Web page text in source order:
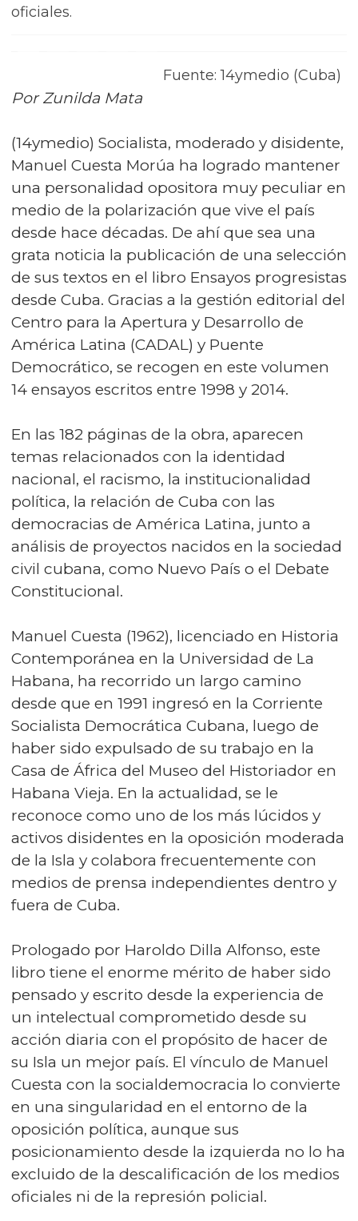
oficiales.
Fuente: 14ymedio (Cuba)
Por Zunilda Mata
(14ymedio) Socialista, moderado y disidente,
Manuel Cuesta Morúa ha logrado mantener
una personalidad opositora muy peculiar en
medio de la polarización que vive el país
desde hace décadas. De ahí que sea una
grata noticia la publicación de una selección
de sus textos en el libro Ensayos progresistas
desde Cuba. Gracias a la gestión editorial del
Centro para la Apertura y Desarrollo de
América Latina (CADAL) y Puente
Democrático, se recogen en este volumen
14 ensayos escritos entre 1998 y 2014.
En las 182 páginas de la obra, aparecen
temas relacionados con la identidad
nacional, el racismo, la institucionalidad
política, la relación de Cuba con las
democracias de América Latina, junto a
análisis de proyectos nacidos en la sociedad
civil cubana, como Nuevo País o el Debate
Constitucional.
Manuel Cuesta (1962), licenciado en Historia
Contemporánea en la Universidad de La
Habana, ha recorrido un largo camino
desde que en 1991 ingresó en la Corriente
Socialista Democrática Cubana, luego de
haber sido expulsado de su trabajo en la
Casa de África del Museo del Historiador en
Habana Vieja. En la actualidad, se le
reconoce como uno de los más lúcidos y
activos disidentes en la oposición moderada
de la Isla y colabora frecuentemente con
medios de prensa independientes dentro y
fuera de Cuba.
Prologado por Haroldo Dilla Alfonso, este
libro tiene el enorme mérito de haber sido
pensado y escrito desde la experiencia de
un intelectual comprometido desde su
acción diaria con el propósito de hacer de
su Isla un mejor país. El vínculo de Manuel
Cuesta con la socialdemocracia lo convierte
en una singularidad en el entorno de la
oposición política, aunque sus
posicionamiento desde la izquierda no lo ha
excluido de la descalificación de los medios
oficiales ni de la represión policial.